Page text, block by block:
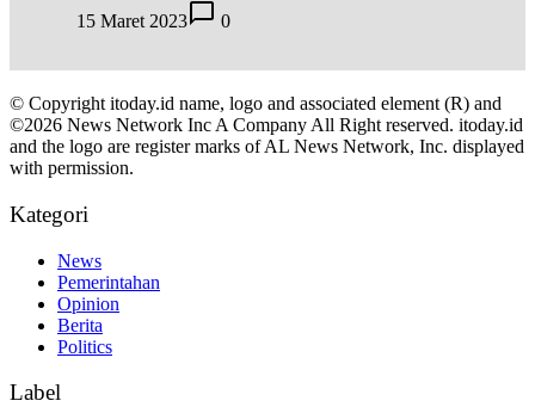
15 Maret 2023
0
© Copyright itoday.id name, logo and associated element (R) and
©2026 News Network Inc A Company All Right reserved. itoday.id
and the logo are register marks of AL News Network, Inc. displayed
with permission.
Kategori
News
Pemerintahan
Opinion
Berita
Politics
Label